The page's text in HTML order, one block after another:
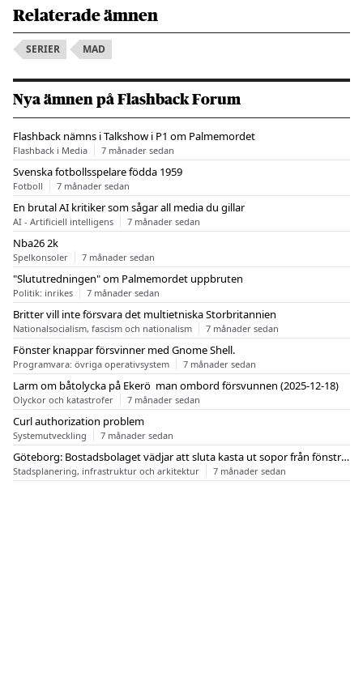
Relaterade ämnen
SERIER MAD
Nya ämnen på Flashback Forum
Flashback nämns i Talkshow i P1 om Palmemordet
Flashback i Media 7 månader sedan
Svenska fotbollsspelare födda 1959
Fotboll 7 månader sedan
En brutal AI kritiker som sågar all media du gillar
AI - Artificiell intelligens 7 månader sedan
Nba26 2k
Spelkonsoler 7 månader sedan
"Slututredningen" om Palmemordet uppbruten
Politik: inrikes 7 månader sedan
Britter vill inte försvara det multietniska Storbritannien
Nationalsocialism, fascism och nationalism 7 månader sedan
Fönster knappar försvinner med Gnome Shell.
Programvara: övriga operativsystem 7 månader sedan
Larm om båtolycka på Ekerö  man ombord försvunnen (2025-12-18)
Olyckor och katastrofer 7 månader sedan
Curl authorization problem
Systemutveckling 7 månader sedan
Göteborg: Bostadsbolaget vädjar att sluta kasta ut sopor från fönstren
Stadsplanering, infrastruktur och arkitektur 7 månader sedan